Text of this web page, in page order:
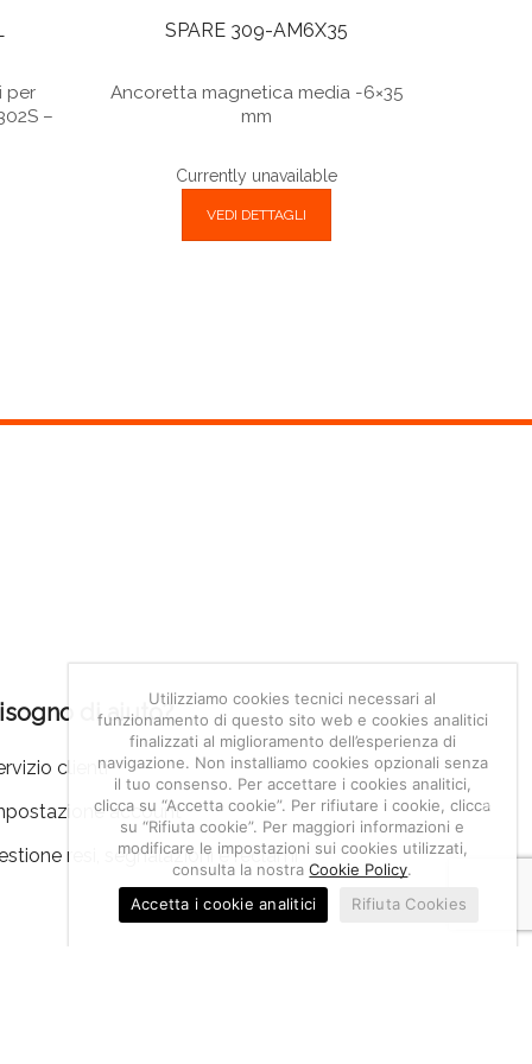
Utilizziamo cookies tecnici necessari al
funzionamento di questo sito web e cookies analitici
finalizzati al miglioramento dell’esperienza di
navigazione. Non installiamo cookies opzionali senza
il tuo consenso. Per accettare i cookies analitici,
clicca su “Accetta cookie”. Per rifiutare i cookie, clicca
su “Rifiuta cookie”. Per maggiori informazioni e
modificare le impostazioni sui cookies utilizzati,
consulta la nostraCookie Policy.
Accetta i cookie analitici
Rifiuta Cookies
per
–
SPARE 309-AM6X35
Ancoretta magnetica media -6×35
mm
Currently unavailable
VEDI DETTAGLI
di aiuto?
clienti
account
resi, segnalazioni e reclami